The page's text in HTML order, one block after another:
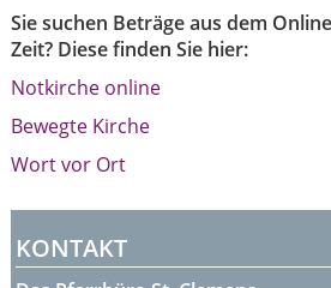
Sie suchen Beträge aus dem
Zeit? Diese finden Sie hier:
Notkirche online
Bewegte Kirche
Wort vor Ort
KONTAKT